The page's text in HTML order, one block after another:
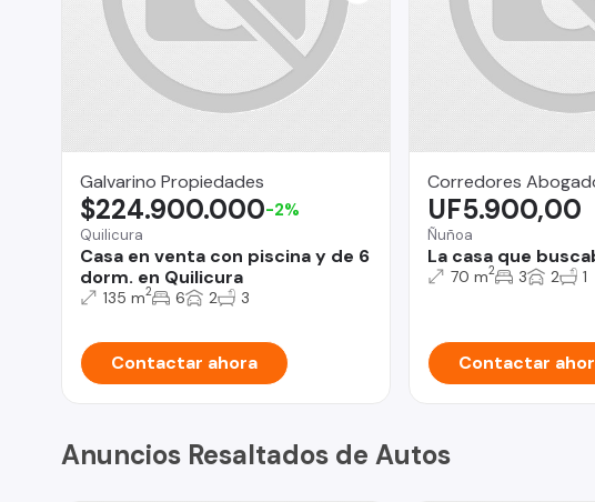
Galvarino Propiedades
Quilicura
Casa en venta con piscina y de 6
dorm. en Quilicura
$224.900.000-2%
135 m2 6 2 3
Contactar ahora
Corredores
Ñuñoa
La casa que
UF5.900,00
70 m2 3 2 1
Contactar
Anuncios Resaltados de Autos